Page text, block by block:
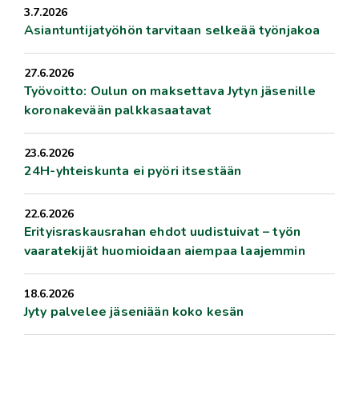
3.7.2026
Asiantuntijatyöhön tarvitaan selkeää työnjakoa
27.6.2026
Työvoitto: Oulun on maksettava Jytyn jäsenille
koronakevään palkkasaatavat
23.6.2026
24H-yhteiskunta ei pyöri itsestään
22.6.2026
Erityisraskausrahan ehdot uudistuivat – työn
vaaratekijät huomioidaan aiempaa laajemmin
18.6.2026
Jyty palvelee jäseniään koko kesän